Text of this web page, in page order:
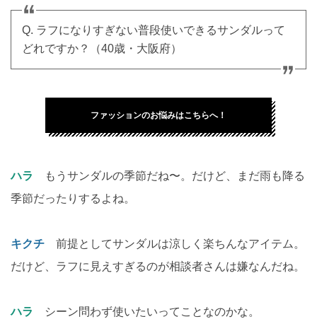
Q. ラフになりすぎない普段使いできるサンダルって
どれですか？（40歳・大阪府）
ファッションのお悩みはこちらへ！
ハラ
もうサンダルの季節だね〜。だけど、まだ雨も降る
季節だったりするよね。
キクチ 前提としてサンダルは涼しく楽ちんなアイテム。
だけど、ラフに見えすぎるのが相談者さんは嫌なんだね。
ハラ シーン問わず使いたいってことなのかな。